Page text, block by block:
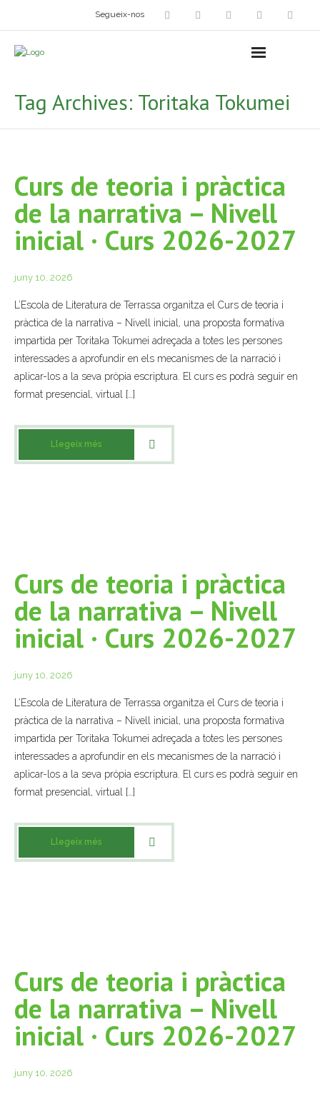
Segueix-nos
- Exposicions
- Taller dels Amics Menuts
- Espai Niu – Residències artístiques
Grup Fotogràfic
Cine-Club
Grup de Teatre
- Muntatges presentats
Jazz Terrassa
- Festival Jazz Terrassa
- Concurs Montserrat Alavedra
Literatura i debat
- Mirall de Glaç
- Grup d’Opinió
- Escola de Literatura de Terrassa
- Laboratori Creatiu
Tag Archives: Toritaka Tokumei
Curs de teoria i pràctica
de la narrativa – Nivell
inicial · Curs 2026-2027
juny 10, 2026
L’Escola de Literatura de Terrassa organitza el Curs de teoria i
pràctica de la narrativa – Nivell inicial, una proposta formativa
impartida per Toritaka Tokumei adreçada a totes les persones
interessades a aprofundir en els mecanismes de la narració i
aplicar-los a la seva pròpia escriptura. El curs es podrà seguir en
format presencial, virtual […]
Llegeix més
Curs de teoria i pràctica
de la narrativa – Nivell
inicial · Curs 2026-2027
juny 10, 2026
L’Escola de Literatura de Terrassa organitza el Curs de teoria i
pràctica de la narrativa – Nivell inicial, una proposta formativa
impartida per Toritaka Tokumei adreçada a totes les persones
interessades a aprofundir en els mecanismes de la narració i
aplicar-los a la seva pròpia escriptura. El curs es podrà seguir en
format presencial, virtual […]
Llegeix més
Curs de teoria i pràctica
de la narrativa – Nivell
inicial · Curs 2026-2027
juny 10, 2026